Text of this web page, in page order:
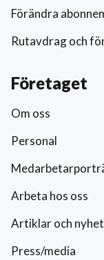
Förändra
Rutavdrag och
Företaget
Om oss
Personal
Arbeta hos oss
Artiklar och
Press/media